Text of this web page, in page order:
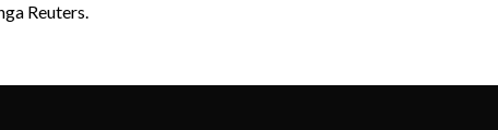
Reuters.